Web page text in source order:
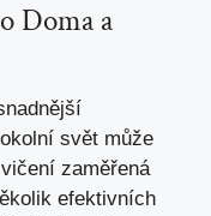
Doma a
svět může
zaměřená
efektivních